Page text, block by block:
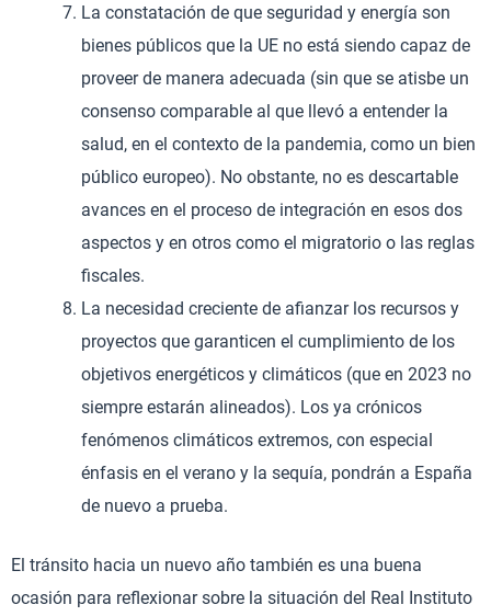
La constatación de que seguridad y energía son
bienes públicos que la UE no está siendo capaz de
proveer de manera adecuada (sin que se atisbe un
consenso comparable al que llevó a entender la
salud, en el contexto de la pandemia, como un bien
público europeo). No obstante, no es descartable
avances en el proceso de integración en esos dos
aspectos y en otros como el migratorio o las reglas
fiscales.
La necesidad creciente de afianzar los recursos y
proyectos que garanticen el cumplimiento de los
objetivos energéticos y climáticos (que en 2023 no
siempre estarán alineados). Los ya crónicos
fenómenos climáticos extremos, con especial
énfasis en el verano y la sequía, pondrán a España
de nuevo a prueba.
El tránsito hacia un nuevo año también es una buena
ocasión para reflexionar sobre la situación del Real Instituto